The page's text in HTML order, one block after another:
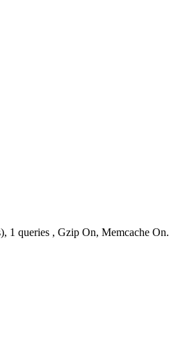
1 queries , Gzip On, Memcache On.